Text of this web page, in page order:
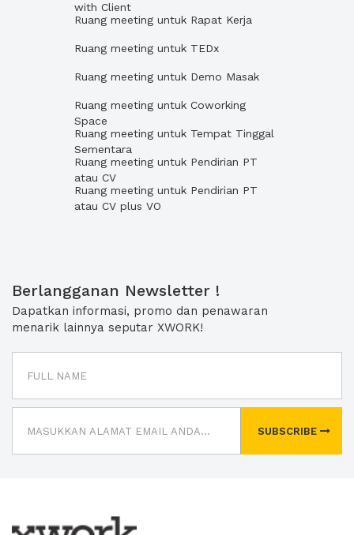
with Client
Ruang meeting untuk Rapat Kerja
Ruang meeting untuk TEDx
Ruang meeting untuk Demo Masak
Ruang meeting untuk Coworking
Space
Ruang meeting untuk Tempat Tinggal
Sementara
Ruang meeting untuk Pendirian PT
atau CV
Ruang meeting untuk Pendirian PT
atau CV plus VO
Berlangganan Newsletter !
Dapatkan informasi, promo dan penawaran
menarik lainnya seputar XWORK!
SUBSCRIBE